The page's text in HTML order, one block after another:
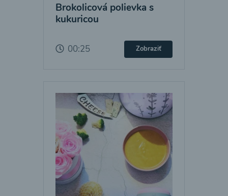
Brokolicová polievka s
kukuricou
00:25 Zobraziť